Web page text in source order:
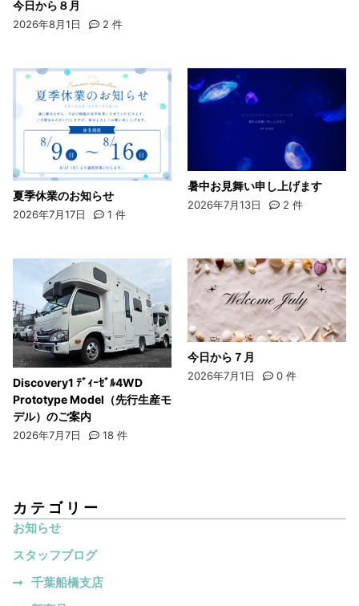
今日から８月
2026年8月1日 2 件
夏季休業のお知らせ
2026年7月17日 1 件
暑中お見舞い申し上げます
2026年7月13日 2 件
Discovery1 ﾃﾞｨｰｾﾞﾙ4WD
Prototype Model（先行生産モ
デル）のご案内
2026年7月7日 18 件
今日から７月
2026年7月1日 0 件
カテゴリー
お知らせ
スタッフブログ
千葉船橋支店